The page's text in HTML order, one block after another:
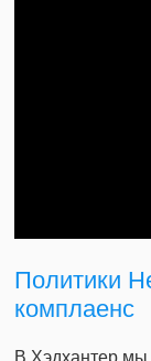
Политики
комплаенс